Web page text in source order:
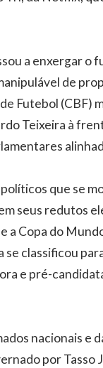
a enxergar o
de
Futebol (CBF)
Teixeira à
que se
seus redutos
Copa do
se classificou
e pré-
nacionais e
por Tasso